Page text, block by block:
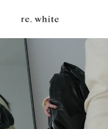
您的購物車